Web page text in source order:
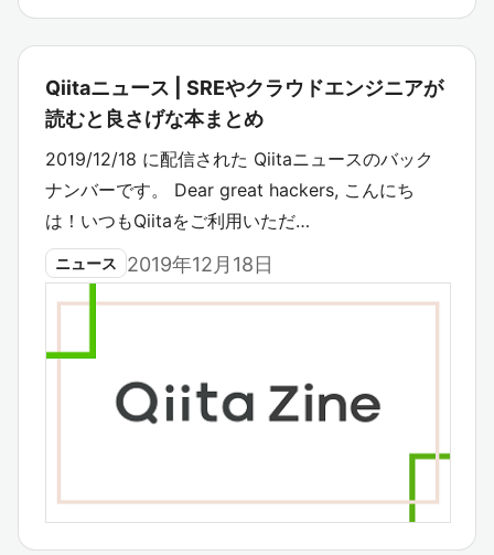
Qiitaニュース | SREやクラウドエンジニアが
読むと良さげな本まとめ
2019/12/18 に配信された Qiitaニュースのバック
ナンバーです。 Dear great hackers, こんにち
は！いつもQiitaをご利用いただ…
ニュース 2019年12月18日